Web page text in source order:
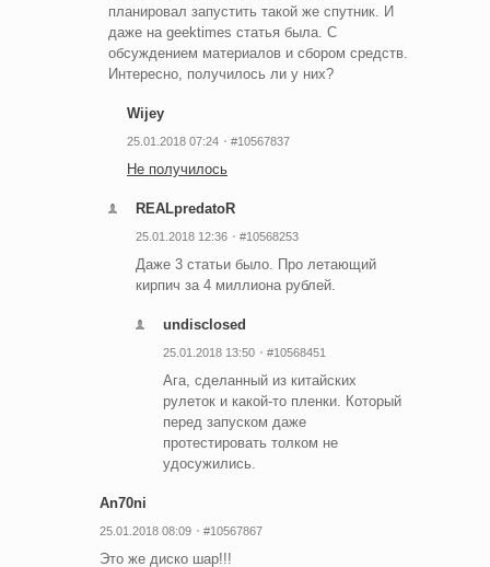
планировал запустить такой же спутник. И
даже на geektimes статья была. С
обсуждением материалов и сбором средств.
Интересно, получилось ли у них?
Wijey
25.01.2018 07:24 #10567837
Не получилось
REALpredatoR
25.01.2018 12:36 #10568253
Даже 3 статьи было. Про летающий
кирпич за 4 миллиона рублей.
undisclosed
25.01.2018 13:50 #10568451
Ага, сделанный из китайских
рулеток и какой-то пленки. Который
перед запуском даже
протестировать толком не
удосужились.
An70ni
25.01.2018 08:09 #10567867
Это же диско шар!!!